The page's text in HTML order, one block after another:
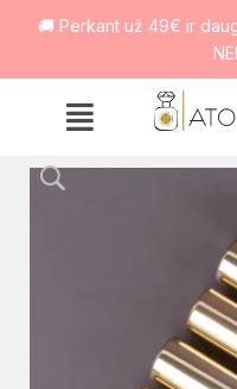
🚚 Perkant už 49€ ir